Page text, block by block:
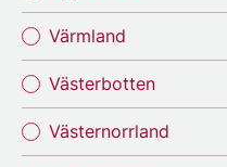
Värmland
Västerbotten
Västernorrland